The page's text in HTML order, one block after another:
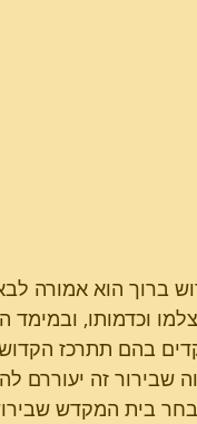
וכדמותו,
בהם תתרכז
שבירור זה יעוררם
בית המקדש